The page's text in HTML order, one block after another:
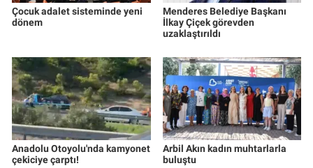
Çocuk adalet sisteminde yeni
dönem
Menderes Belediye Başkanı
İlkay Çiçek görevden
uzaklaştırıldı
Anadolu Otoyolu'nda kamyonet
çekiciye çarptı!
Arbil Akın kadın muhtarlarla
buluştu